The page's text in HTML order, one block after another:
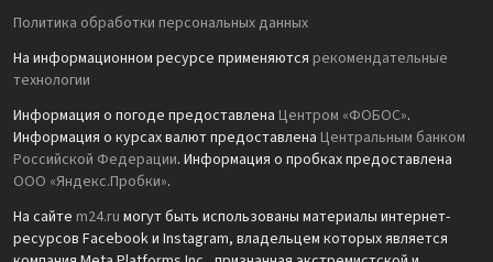
Политика обработки персональных данных
На информационном ресурсе применяются рекомендательные
технологии
Информация о погоде предоставлена Центром «ФОБОС».
Информация о курсах валют предоставлена Центральным банком
Российской Федерации. Информация о пробках предоставлена
ООО «Яндекс.Пробки».
На сайте m24.ru могут быть использованы материалы интернет-
ресурсов Facebook и Instagram, владельцем которых является